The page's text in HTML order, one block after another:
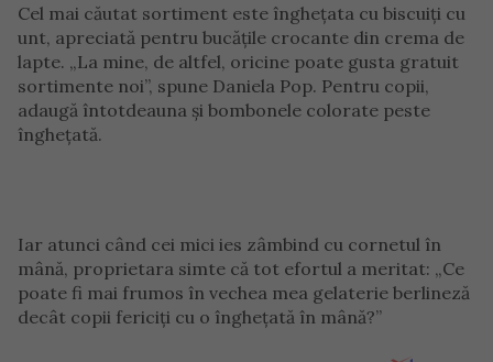
Cel mai căutat sortiment este înghețata cu biscuiți cu
unt, apreciată pentru bucățile crocante din crema de
lapte. „La mine, de altfel, oricine poate gusta gratuit
sortimente noi”, spune Daniela Pop. Pentru copii,
adaugă întotdeauna și bombonele colorate peste
înghețată.
Iar atunci când cei mici ies zâmbind cu cornetul în
mână, proprietara simte că tot efortul a meritat: „Ce
poate fi mai frumos în vechea mea gelaterie berlineză
decât copii fericiți cu o înghețată în mână?”